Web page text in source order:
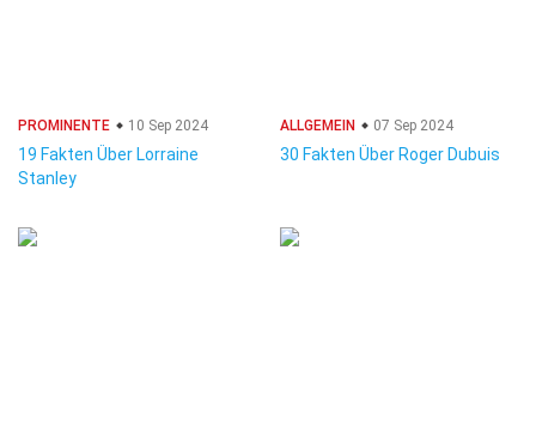
PROMINENTE 10 Sep 2024
19 Fakten Über Lorraine
Stanley
ALLGEMEIN 07 Sep 2024
30 Fakten Über Roger Dubuis